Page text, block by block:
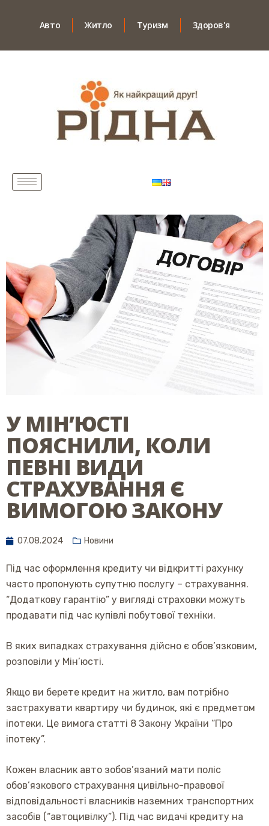
Авто Житло Туризм Здоров'я
У МІН’ЮСТІ
ПОЯСНИЛИ, КОЛИ
ПЕВНІ ВИДИ
СТРАХУВАННЯ Є
ВИМОГОЮ ЗАКОНУ
07.08.2024 Новини
Під час оформлення кредиту чи відкритті рахунку
часто пропонують супутню послугу – страхування.
“Додаткову гарантію” у вигляді страховки можуть
продавати під час купівлі побутової техніки.
В яких випадках страхування дійсно є обов’язковим,
розповіли у Мін’юсті.
Якщо ви берете кредит на житло, вам потрібно
застрахувати квартиру чи будинок, які є предметом
іпотеки. Це вимога статті 8 Закону України “Про
іпотеку”.
Кожен власник авто зобов’язаний мати поліс
обов’язкового страхування цивільно-правової
відповідальності власників наземних транспортних
засобів (“автоцивілку”). Під час видачі кредиту на